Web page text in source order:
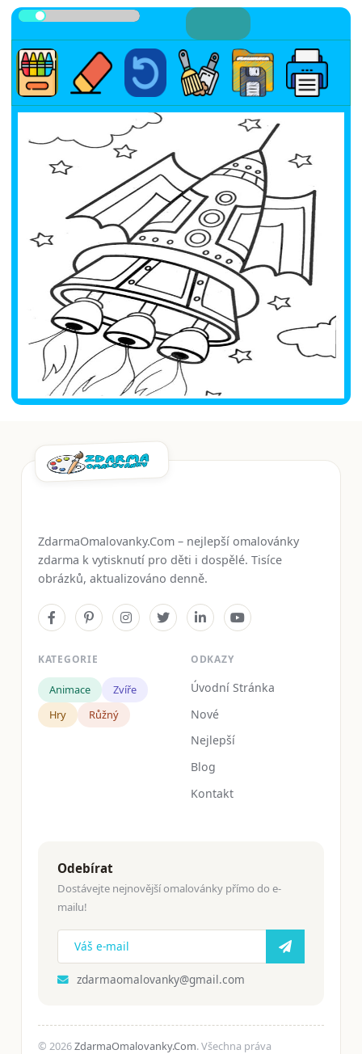
ZdarmaOmalovanky.Com – nejlepší omalovánky
zdarma k vytisknutí pro děti i dospělé. Tisíce
obrázků, aktualizováno denně.
KATEGORIE
Animace
Zvíře
Hry
Růžný
ODKAZY
Úvodní Stránka
Nové
Nejlepší
Blog
Kontakt
Odebírat
Dostávejte nejnovější omalovánky přímo do e-
mailu!
zdarmaomalovanky@gmail.com
© 2026ZdarmaOmalovanky.Com. Všechna práva